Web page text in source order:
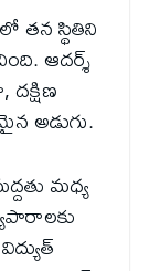
తన స్థితిని
ఆదర్శ్
అడుగు.
మధ్య